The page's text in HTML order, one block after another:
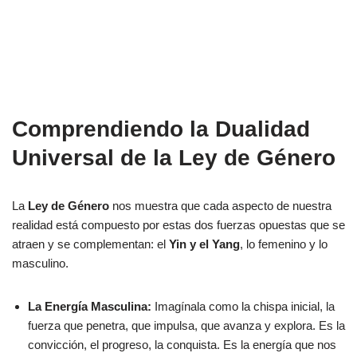
Comprendiendo la Dualidad
Universal de la Ley de Género
La Ley de Género nos muestra que cada aspecto de nuestra
realidad está compuesto por estas dos fuerzas opuestas que se
atraen y se complementan: el Yin y el Yang, lo femenino y lo
masculino.
La Energía Masculina: Imagínala como la chispa inicial, la
fuerza que penetra, que impulsa, que avanza y explora. Es la
convicción, el progreso, la conquista. Es la energía que nos